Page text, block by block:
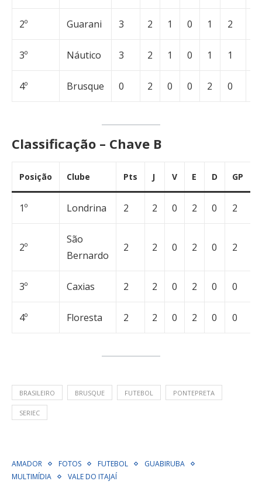
2º Guarani 3 2 1 0 1 2
3º Náutico 3 2 1 0 1 1
4º Brusque 0 2 0 0 2 0
Classificação – Chave B
Posição Clube Pts J V E D GP
1º Londrina 2 2 0 2 0 2
2º
São
Bernardo
2 2 0 2 0 2
3º Caxias 2 2 0 2 0 0
4º Floresta 2 2 0 2 0 0
BRASILEIRO BRUSQUE FUTEBOL PONTEPRETA
SERIEC
AMADOR FOTOS FUTEBOL
GUABIRUBA
MULTIMÍDIA
VALE DO ITAJAÍ